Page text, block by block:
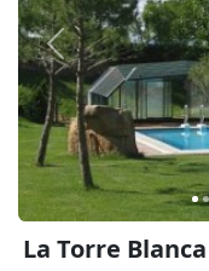
Anterior
La Torre Blanca